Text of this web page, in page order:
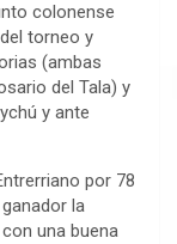
colonense
torneo y
(ambas
del Tala) y
y ante
por 78
la
una buena